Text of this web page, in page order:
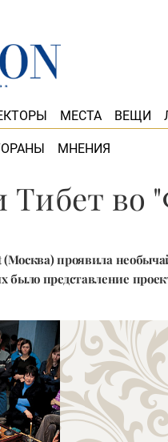
МЕСТА ВЕЩИ
МНЕНИЯ
Тибет во
проявила
было представление